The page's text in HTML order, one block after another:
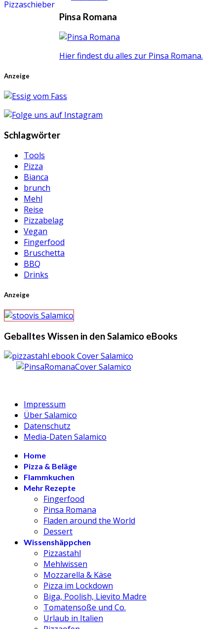
Pinsa Romana
Hier findest du alles zur Pinsa Romana.
Anzeige
Schlagwörter
Tools
Pizza
Bianca
brunch
Mehl
Reise
Pizzabelag
Vegan
Fingerfood
Bruschetta
BBQ
Drinks
Anzeige
Geballtes Wissen in den Salamico eBooks
Impressum
Über Salamico
Datenschutz
Media-Daten Salamico
Home
Pizza & Beläge
Flammkuchen
Mehr Rezepte
Fingerfood
Pinsa Romana
Fladen around the World
Dessert
Wissenshäppchen
Pizzastahl
Mehlwissen
Mozzarella & Käse
Pizza im Lockdown
Biga, Poolish, Lievito Madre
Tomatensoße und Co.
Urlaub in Italien